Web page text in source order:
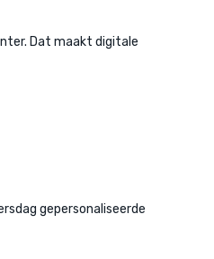
Dat maakt digitale
gepersonaliseerde